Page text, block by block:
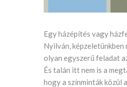
Egy házépítés vagy
Nyilván, képzeletünkben
olyan egyszerű feladat
És talán itt nem is a
hogy a színminták közül